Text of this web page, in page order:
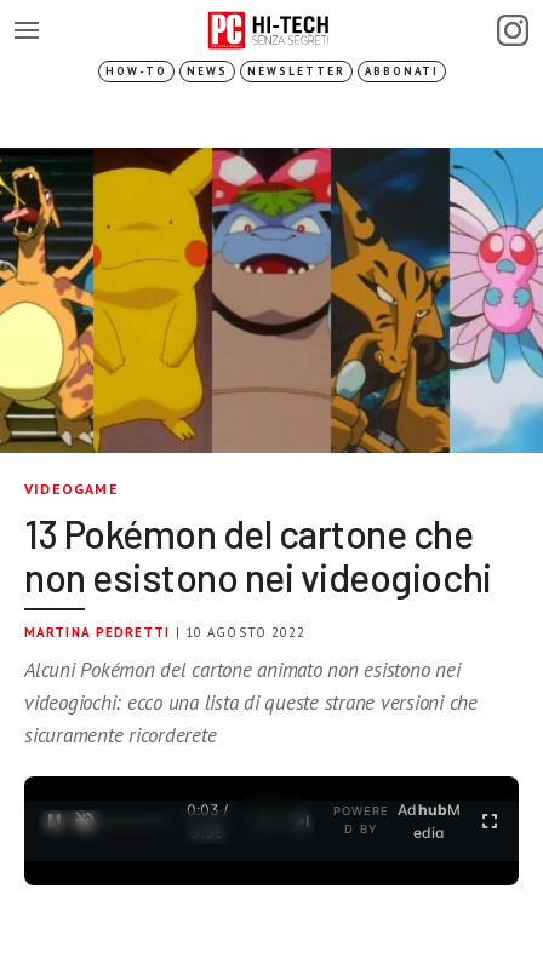
HOW-TO NEWS NEWSLETTER ABBONATI
VIDEOGAME
13 Pokémon del cartone che
non esistono nei videogiochi
MARTINA PEDRETTI | 10 AGOSTO 2022
Alcuni Pokémon del cartone animato non esistono nei
videogiochi: ecco una lista di queste strane versioni che
sicuramente ricorderete
0:04 /
3:35
POWERE
D BY
AdhubM
edia